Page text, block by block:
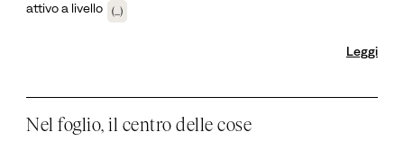
attivo a livello
(...)
Leggi
Nel foglio, il centro delle cose